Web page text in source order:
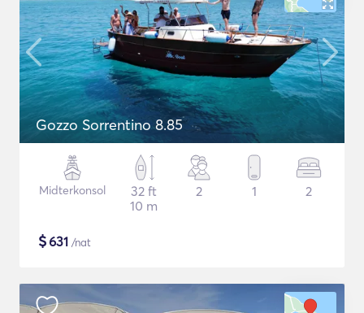
Gozzo Sorrentino 8.85
Midterkonsol
32 ft
10 m
2 1 2
$631 /nat